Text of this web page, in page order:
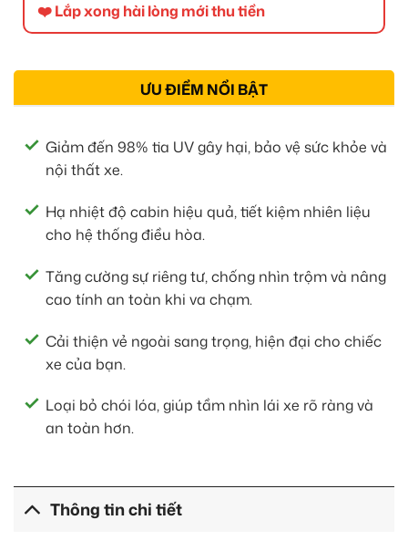
❤️ Lắp xong hài lòng mới thu tiền
ƯU ĐIỂM NỔI BẬT
Giảm đến 98% tia UV gây hại, bảo vệ sức khỏe và
nội thất xe.
Hạ nhiệt độ cabin hiệu quả, tiết kiệm nhiên liệu
cho hệ thống điều hòa.
Tăng cường sự riêng tư, chống nhìn trộm và nâng
cao tính an toàn khi va chạm.
Cải thiện vẻ ngoài sang trọng, hiện đại cho chiếc
xe của bạn.
Loại bỏ chói lóa, giúp tầm nhìn lái xe rõ ràng và
an toàn hơn.
Thông tin chi tiết